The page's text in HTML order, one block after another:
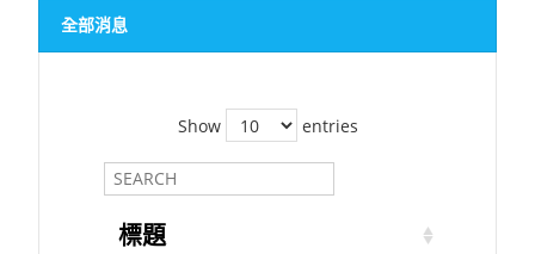
全部消息
Show entries
標題